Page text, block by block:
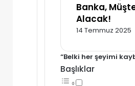
Banka,
Alacak!
14 Temmuz 2025
“Belki her şeyimi
Başlıklar